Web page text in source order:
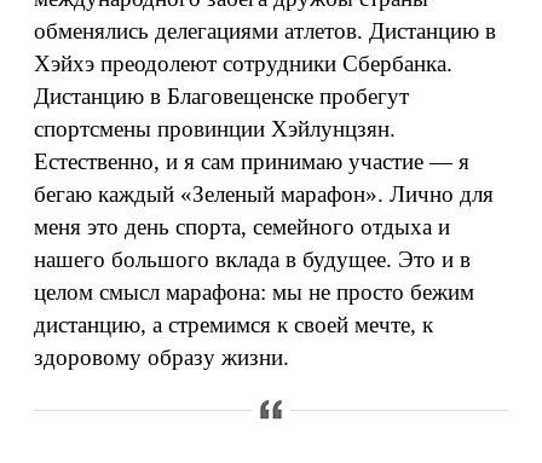
обменялись делегациями атлетов. Дистанцию в
Хэйхэ преодолеют сотрудники Сбербанка.
Дистанцию в Благовещенске пробегут
спортсмены провинции Хэйлунцзян.
Естественно, и я сам принимаю участие — я
бегаю каждый «Зеленый марафон». Лично для
меня это день спорта, семейного отдыха и
нашего большого вклада в будущее. Это и в
целом смысл марафона: мы не просто бежим
дистанцию, а стремимся к своей мечте, к
здоровому образу жизни.